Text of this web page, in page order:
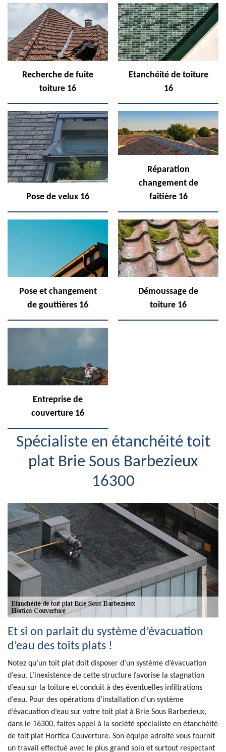
Recherche de fuite
toiture 16
Etanchéité de toiture
16
Pose de velux 16
Réparation
changement de
faîtière 16
Pose et changement
de gouttières 16
Démoussage de
toiture 16
Entreprise de
couverture 16
Spécialiste en étanchéité toit
plat Brie Sous Barbezieux
16300
Et si on parlait du système d’évacuation
d’eau des toits plats !
Notez qu’un toit plat doit disposer d’un système d’évacuation
d’eau. L’inexistence de cette structure favorise la stagnation
d’eau sur la toiture et conduit à des éventuelles infiltrations
d’eau. Pour des opérations d’installation d’un système
d’évacuation d’eau sur votre toit plat à Brie Sous Barbezieux,
dans le 16300, faites appel à la société spécialiste en étanchéité
de toit plat Hortica Couverture. Son équipe adroite vous fournit
un travail effectué avec le plus grand soin et surtout respectant